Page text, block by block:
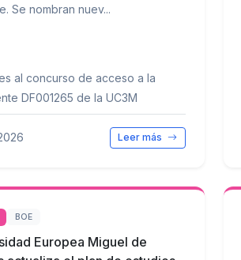
Se nombran nuev...
al concurso de acceso a la
DF001265 de la UC3M
Leer más
BOE
Europea Miguel de